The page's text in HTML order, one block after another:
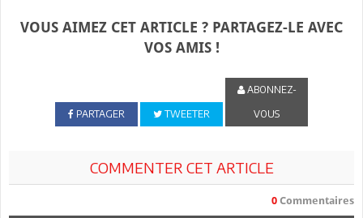
VOUS AIMEZ CET ARTICLE ? PARTAGEZ-LE AVEC
VOS AMIS !
PARTAGER TWEETER
ABONNEZ-
VOUS
COMMENTER CET ARTICLE
0 Commentaires